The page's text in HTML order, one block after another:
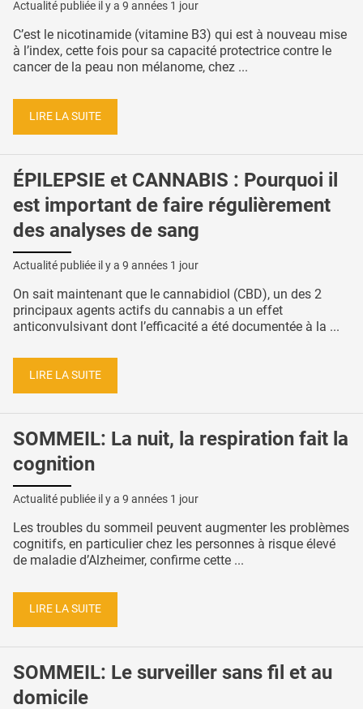
Actualité publiée il y a 9 années 1 jour
C’est le nicotinamide (vitamine B3) qui est à nouveau mise
à l’index, cette fois pour sa capacité protectrice contre le
cancer de la peau non mélanome, chez ...
LIRE LA SUITE
ÉPILEPSIE et CANNABIS : Pourquoi il
est important de faire régulièrement
des analyses de sang
Actualité publiée il y a 9 années 1 jour
On sait maintenant que le cannabidiol (CBD), un des 2
principaux agents actifs du cannabis a un effet
anticonvulsivant dont l’efficacité a été documentée à la ...
LIRE LA SUITE
SOMMEIL: La nuit, la respiration fait la
cognition
Actualité publiée il y a 9 années 1 jour
Les troubles du sommeil peuvent augmenter les problèmes
cognitifs, en particulier chez les personnes à risque élevé
de maladie d’Alzheimer, confirme cette ...
LIRE LA SUITE
SOMMEIL: Le surveiller sans fil et au
domicile